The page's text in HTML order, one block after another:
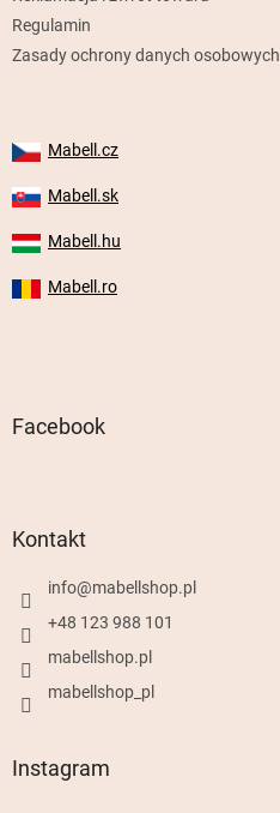
Regulamin
Zasady ochrony danych osobowych
Mabell.cz
Mabell.sk
Mabell.hu
Mabell.ro
Facebook
Kontakt
info@mabellshop.pl
+48 123 988 101
mabellshop.pl
mabellshop_pl
Instagram